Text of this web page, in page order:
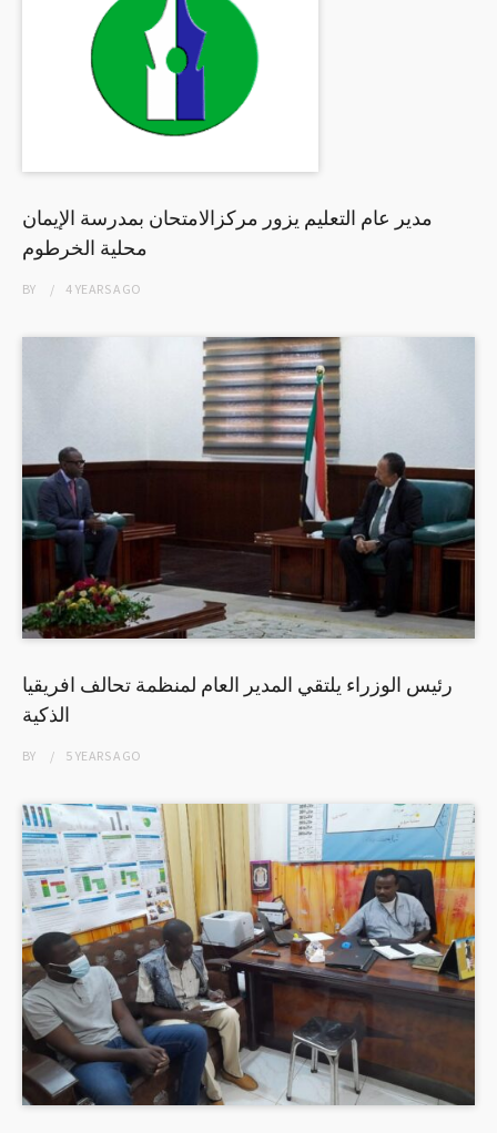
مدير عام التعليم يزور مركزالامتحان بمدرسة الإيمان
محلية الخرطوم
BY 4 YEARSAGO
رئيس الوزراء يلتقي المدير العام لمنظمة تحالف افريقيا
الذكية
BY 5 YEARSAGO